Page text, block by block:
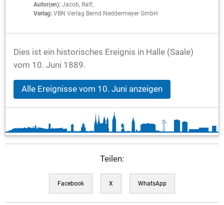
Autor(en): Jacob, Ralf;
Verlag: VBN Verlag Bernd Neddermeyer GmbH
Dies ist ein historisches Ereignis in Halle (Saale)
vom 10. Juni 1889.
Alle Ereignisse vom 10. Juni anzeigen
Teilen:
Facebook X WhatsApp